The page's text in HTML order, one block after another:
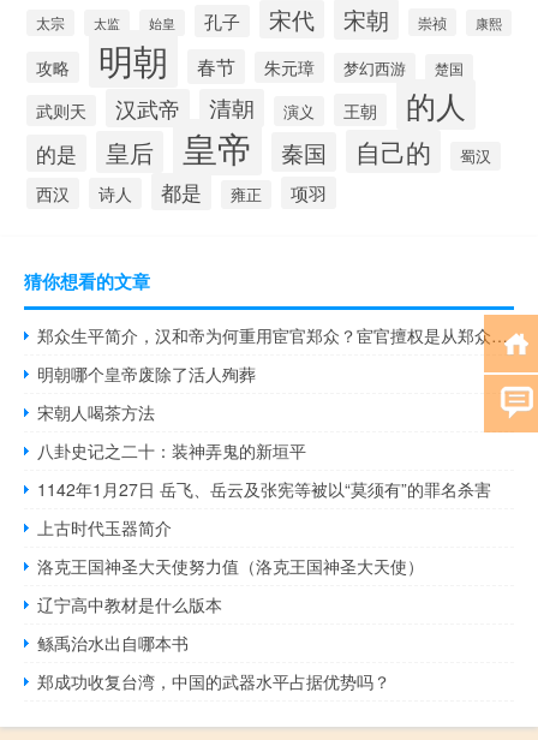
太宗 太监 始皇 孔子 宋代 宋朝 崇祯 康熙
攻略 明朝 春节 朱元璋 梦幻西游 楚国
武则天 汉武帝 清朝 演义 王朝 的人
的是 皇后 皇帝 秦国 自己的 蜀汉
西汉 诗人 都是 雍正 项羽
猜你想看的文章
郑众生平简介，汉和帝为何重用宦官郑众？宦官擅权是从郑众开始的吗？
明朝哪个皇帝废除了活人殉葬
宋朝人喝茶方法
八卦史记之二十：装神弄鬼的新垣平
1142年1月27日 岳飞、岳云及张宪等被以“莫须有”的罪名杀害
上古时代玉器简介
洛克王国神圣大天使努力值（洛克王国神圣大天使）
辽宁高中教材是什么版本
鲧禹治水出自哪本书
郑成功收复台湾，中国的武器水平占据优势吗？